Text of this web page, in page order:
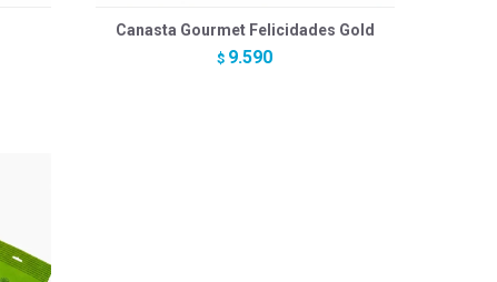
Canasta Gourmet Felicidades Gold
$ 9.590